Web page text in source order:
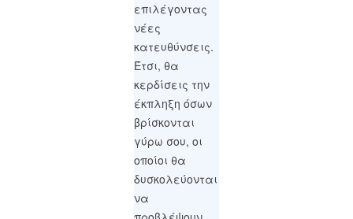
επιλέγοντας
νέες
κατευθύνσεις.
Έτσι, θα
κερδίσεις την
έκπληξη όσων
βρίσκονται
γύρω σου, οι
οποίοι θα
δυσκολεύονται
να